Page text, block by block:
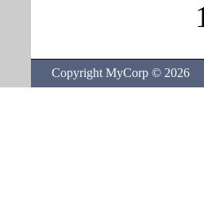
Copyright MyCorp © 2026